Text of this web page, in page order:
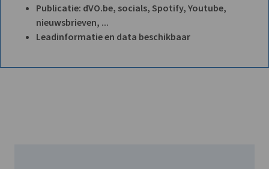
Publicatie: dVO.be, socials, Spotify, Youtube,
nieuwsbrieven, ...
Leadinformatie en data beschikbaar